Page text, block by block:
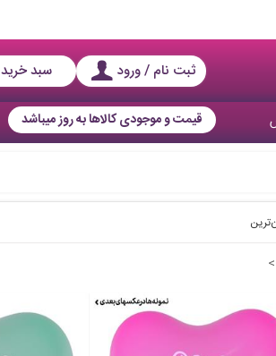
ثبت نام / ورود سبد خرید
قیمت و موجودی کالاها به روز میباشد